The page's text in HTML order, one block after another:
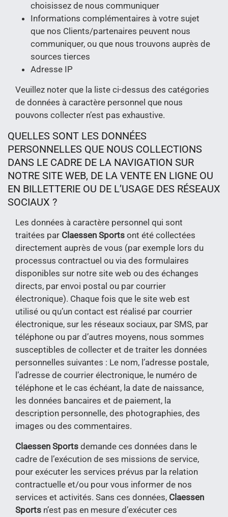
choisissez de nous communiquer
Informations complémentaires à votre sujet
que nos Clients/partenaires peuvent nous
communiquer, ou que nous trouvons auprès de
sources tierces
Adresse IP
Veuillez noter que la liste ci-dessus des catégories
de données à caractère personnel que nous
pouvons collecter n’est pas exhaustive.
QUELLES SONT LES DONNÉES
PERSONNELLES QUE NOUS COLLECTIONS
DANS LE CADRE DE LA NAVIGATION SUR
NOTRE SITE WEB, DE LA VENTE EN LIGNE OU
EN BILLETTERIE OU DE L’USAGE DES RÉSEAUX
SOCIAUX ?
Les données à caractère personnel qui sont
traitées par Claessen Sports ont été collectées
directement auprès de vous (par exemple lors du
processus contractuel ou via des formulaires
disponibles sur notre site web ou des échanges
directs, par envoi postal ou par courrier
électronique). Chaque fois que le site web est
utilisé ou qu’un contact est réalisé par courrier
électronique, sur les réseaux sociaux, par SMS, par
téléphone ou par d’autres moyens, nous sommes
susceptibles de collecter et de traiter les données
personnelles suivantes : Le nom, l’adresse postale,
l’adresse de courrier électronique, le numéro de
téléphone et le cas échéant, la date de naissance,
les données bancaires et de paiement, la
description personnelle, des photographies, des
images ou des commentaires.
Claessen Sports demande ces données dans le
cadre de l’exécution de ses missions de service,
pour exécuter les services prévus par la relation
contractuelle et/ou pour vous informer de nos
services et activités. Sans ces données, Claessen
Sports n’est pas en mesure d’exécuter ces